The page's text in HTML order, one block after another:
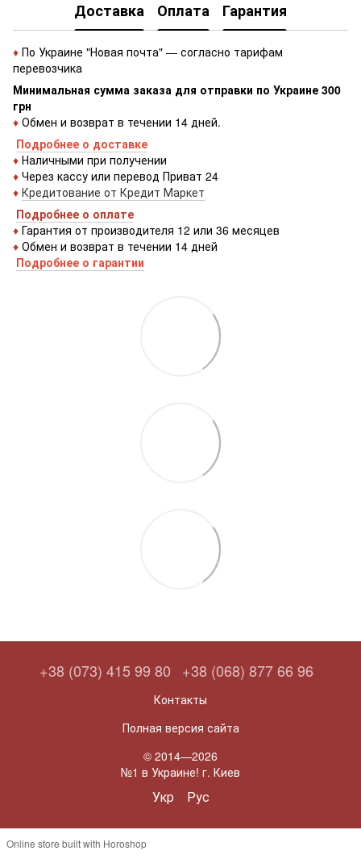
Доставка Оплата Гарантия
♦ По Украине "Новая почта" — согласно тарифам
перевозчика
Минимальная сумма заказа для отправки по Украине 300
грн
♦ Обмен и возврат в течении 14 дней.
Подробнее о доставке
♦ Наличными при получении
♦ Через кассу или перевод Приват 24
♦ Кредитование от Кредит Маркет
Подробнее о оплате
♦ Гарантия от производителя 12 или 36 месяцев
♦ Обмен и возврат в течении 14 дней
Подробнее о гарантии
+38 (073) 415 99 80 +38 (068) 877 66 96
Контакты
Полная версия сайта
© 2014—2026
№1 в Украине! г. Киев
Укр Рус
Online store built with Horoshop